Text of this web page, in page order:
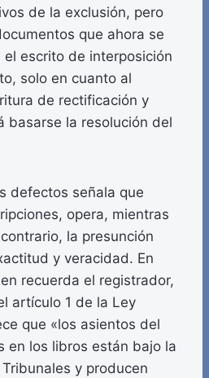
de la exclusión, pero
que ahora se
escrito de interposición
solo en cuanto al
de rectificación y
basarse la resolución del
defectos señala que
opera, mientras
la presunción
y veracidad. En
recuerda el registrador,
artículo 1 de la Ley
que «los asientos del
en los libros están bajo la
y producen